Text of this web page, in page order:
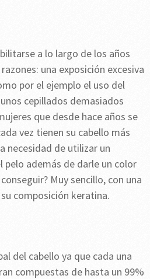
a lo largo de los años
una exposición excesiva
por el ejemplo el uso del
cepillados demasiados
que desde hace años se
vez tienen su cabello más
necesidad de utilizar un
pelo además de darle un color
Muy sencillo, con una
composición keratina.
del cabello ya que cada una
compuestas de hasta un 99%